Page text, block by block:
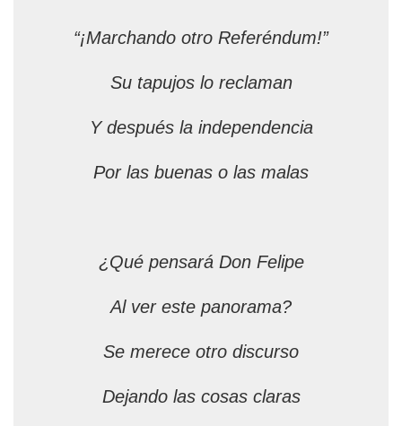
“¡Marchando otro Referéndum!”
Su tapujos lo reclaman
Y después la independencia
Por las buenas o las malas
¿Qué pensará Don Felipe
Al ver este panorama?
Se merece otro discurso
Dejando las cosas claras